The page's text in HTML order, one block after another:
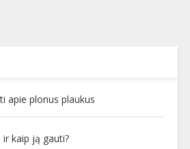
apie plonus plaukus
kaip ją gauti?